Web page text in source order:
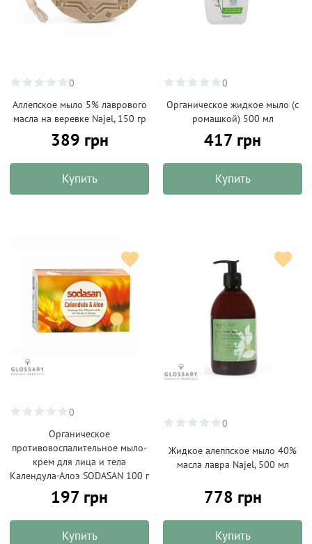
0
Аллепское мыло 5% лаврового
масла на веревке Najel, 150 гр
389 грн
Купить
0
Органическое жидкое мыло (с
ромашкой) 500 мл
417 грн
Купить
0
Органическое
противовоспалительное мыло-
крем для лица и тела
Календула-Алоэ SODASAN 100 г
197 грн
Купить
0
Жидкое алеппское мыло 40%
масла лавра Najel, 500 мл
778 грн
Купить